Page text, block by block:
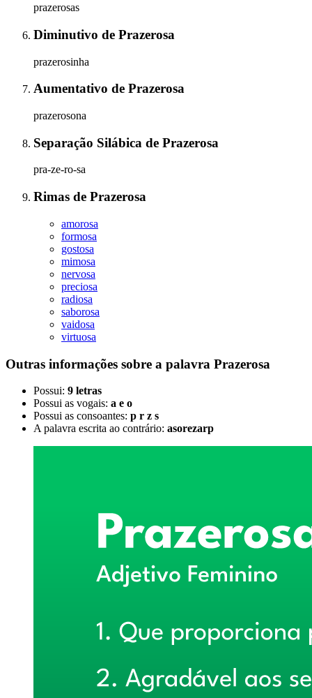
prazerosas
Diminutivo de Prazerosa
prazerosinha
Aumentativo de Prazerosa
prazerosona
Separação Silábica de Prazerosa
pra-ze-ro-sa
Rimas de Prazerosa
amorosa
formosa
gostosa
mimosa
nervosa
preciosa
radiosa
saborosa
vaidosa
virtuosa
Outras informações sobre a palavra Prazerosa
Possui: 9 letras
Possui as vogais: a e o
Possui as consoantes: p r z s
A palavra escrita ao contrário: asorezarp